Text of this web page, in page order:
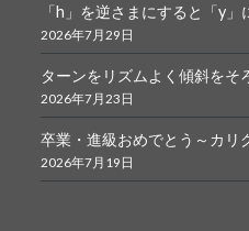
「h」を逆さまにすると「y」
2026年7月29日
ターンをリズムよく傾斜をそ
2026年7月23日
卒業・進級おめでとう～カリ
2026年7月19日